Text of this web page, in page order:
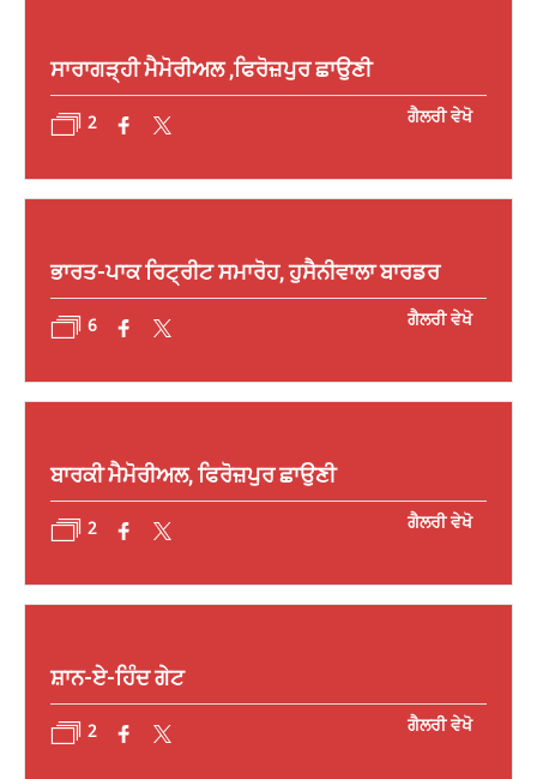
ਸਾਰਾਗੜ੍ਹੀ ਮੈਮੋਰੀਅਲ ,ਫਿਰੋਜ਼ਪੁਰ ਛਾਉਣੀ
2 ਗੈਲਰੀ ਵੇਖੋ
ਭਾਰਤ-ਪਾਕ ਰਿਟ੍ਰੀਟ ਸਮਾਰੋਹ, ਹੁਸੈਨੀਵਾਲਾ ਬਾਰਡਰ
6 ਗੈਲਰੀ ਵੇਖੋ
ਬਾਰਕੀ ਮੈਮੋਰੀਅਲ, ਫਿਰੋਜ਼ਪੁਰ ਛਾਉਣੀ
2 ਗੈਲਰੀ ਵੇਖੋ
ਸ਼ਾਨ-ਏ-ਹਿੰਦ ਗੇਟ
2 ਗੈਲਰੀ ਵੇਖੋ